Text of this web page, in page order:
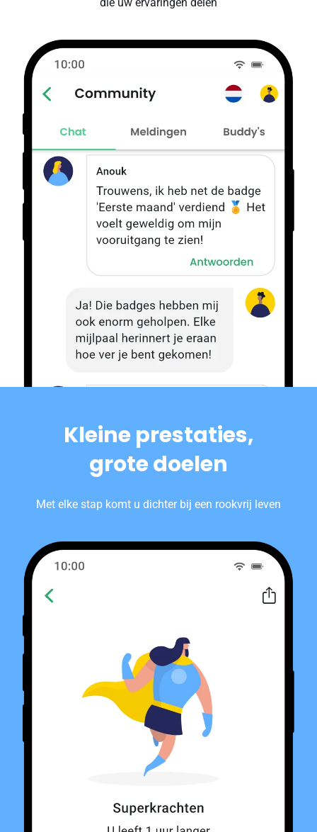
die uw ervaringen delen
Kleine prestaties,
grote doelen
Met elke stap komt u dichter bij een rookvrij leven